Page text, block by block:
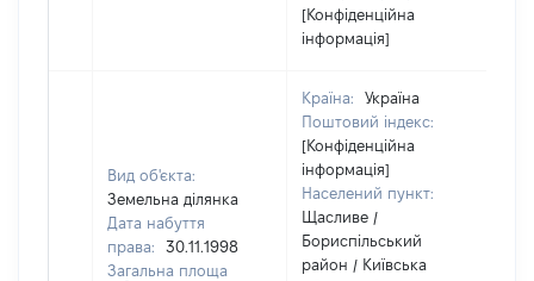
[Конфіденційна
інформація]
Вид об'єкта:
Земельна ділянка
Дата набуття
права:
30.11.1998
Загальна площа
Країна:
Україна
Поштовий індекс:
[Конфіденційна
інформація]
Населений пункт:
Щасливе /
Бориспільський
район / Київська